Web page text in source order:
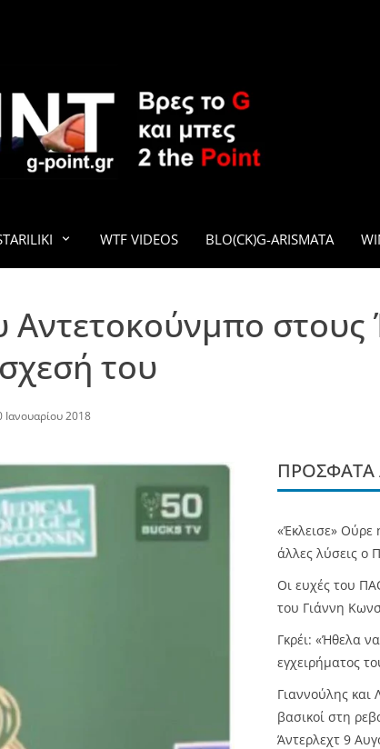
G-POINT.GR
WTF VIDEOS BLO(CK)G-ARISMATA
Αντετοκούνμπο στους
του
Ιανουαρίου 2018
ΠΡΌΣΦΑΤΑ
«Έκλεισε» Ούρε
άλλες λύσεις ο
Οι ευχές του
του Γιάννη
Γκρέι: «Ήθελα
εγχειρήματος
Γιαννούλης και
βασικοί στη
Άντερλεχτ 9